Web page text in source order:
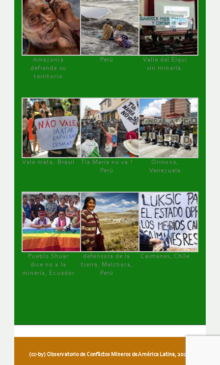
Amazonía
defiende su
territorio
Perú
Valle del Elqui
sin minería.
Vale mata, Brasil
Tía María no va !
Perú
Orinoco,
Venezuela
Pueblo Shuar
dice no a la
minería, Ecuador
defensora de la
tierra, Melchora,
Perú
Caimanes, Chile
(cc-by) Observatorio de Conflictos Mineros de América Latina, 2026